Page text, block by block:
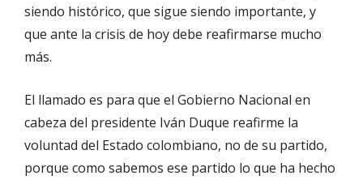
siendo histórico, que sigue siendo importante, y
que ante la crisis de hoy debe reafirmarse mucho
más.
El llamado es para que el Gobierno Nacional en
cabeza del presidente Iván Duque reafirme la
voluntad del Estado colombiano, no de su partido,
porque como sabemos ese partido lo que ha hecho